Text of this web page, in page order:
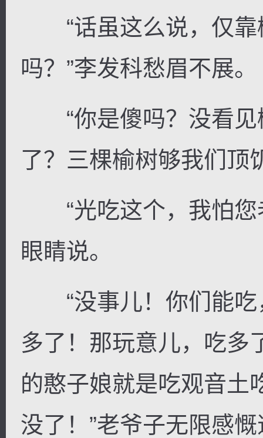
“话虽这么说，仅靠
吗？”李发科愁眉不展。
“你是傻吗？没看见
了？三棵榆树够我们顶
“光吃这个，我怕您
眼睛说。
“没事儿！你们能吃
多了！那玩意儿，吃多
的憨子娘就是吃观音土
没了！”老爷子无限感